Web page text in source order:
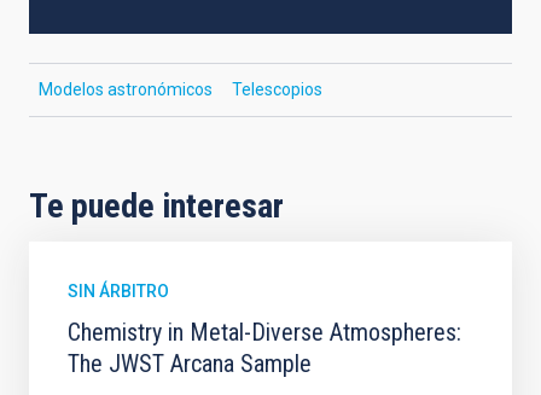
Modelos astronómicos Telescopios
Te puede interesar
SIN ÁRBITRO
Chemistry in Metal-Diverse Atmospheres:
The JWST Arcana Sample